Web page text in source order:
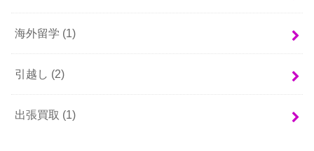
海外留学 (1)
引越し (2)
出張買取 (1)